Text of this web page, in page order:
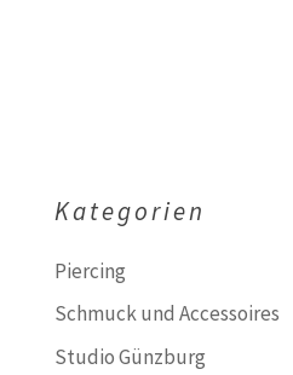
Kategorien
Piercing
Schmuck und Accessoires
Studio Günzburg